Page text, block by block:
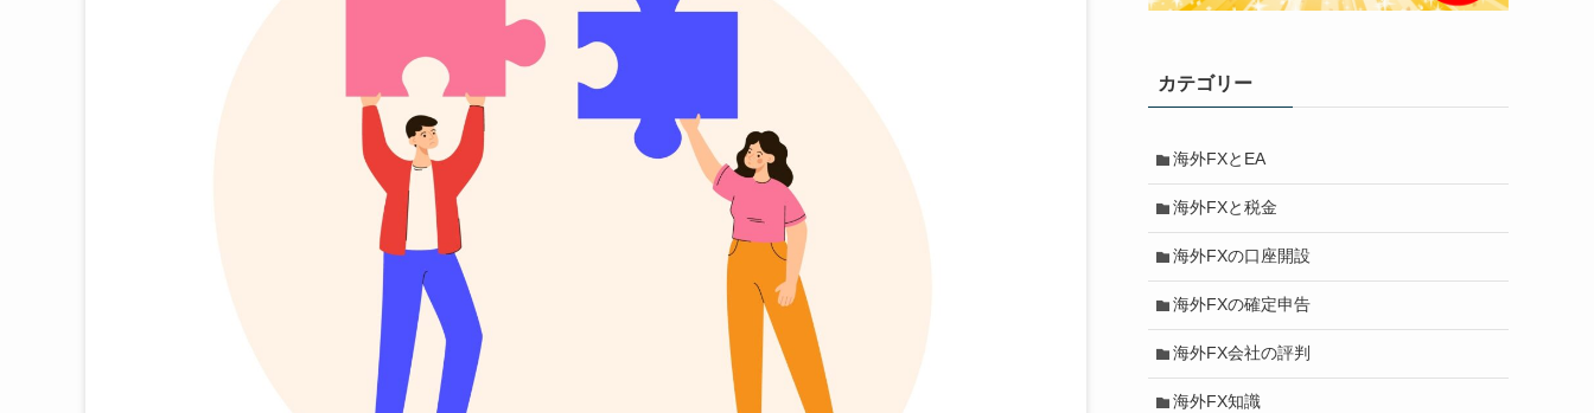
カテゴリー
海外FXとEA
海外FXと税金
海外FXの口座開設
海外FXの確定申告
海外FX会社の評判
海外FX知識